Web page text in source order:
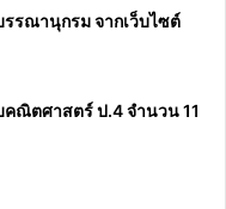
รรณานุกรม จากเว็บไซต์
ณิตศาสตร์ ป.4 จำนวน 11